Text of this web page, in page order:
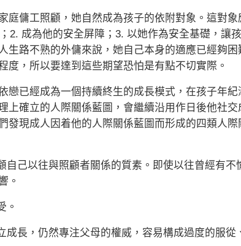
傭工照顧，她自然成為孩子的依附對象。這對象
2. 成為他的安全屏障；3. 以她作為安全基礎，讓
生路不熟的外傭來說，她自己本身的適應已經夠困
度，所以要達到這些期望恐怕是有點不切實際。
已經成為一個持續終生的成長模式，在孩子年紀
上確立的人際關係藍圖，會繼續沿用作日後他社交
發現成人因着他的人際關係藍圖而形成的四類人際
己以往與照顧者關係的質素。即使以往曾經有不
。
。
長，仍然專注父母的權威，容易構成過度的服從